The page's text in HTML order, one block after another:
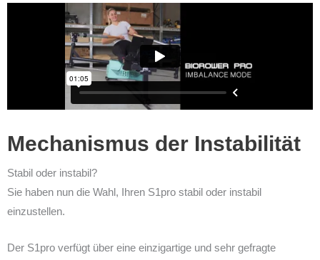
Mechanismus der Instabilität
Stabil oder instabil?
Sie haben nun die Wahl, Ihren S1pro stabil oder instabil
einzustellen.
Der S1pro verfügt über eine einzigartige und sehr gefragte